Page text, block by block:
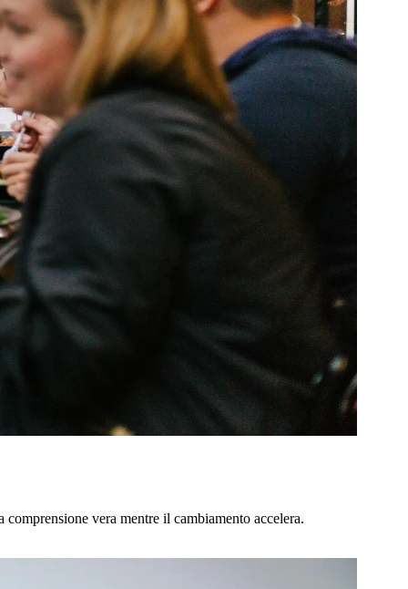
vera mentre il cambiamento accelera.